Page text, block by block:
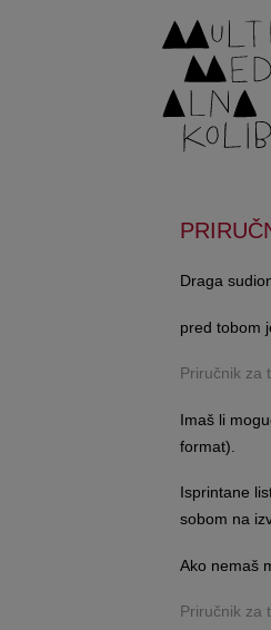
Draga
pred tobom
Priručnik za
Imaš li
format).
Isprintane
sobom na
Ako nemaš
Priručnik za